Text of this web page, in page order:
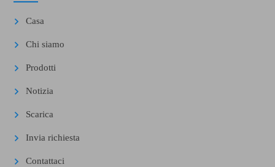
Casa
Chi siamo
Prodotti
Notizia
Scarica
Invia richiesta
Contattaci